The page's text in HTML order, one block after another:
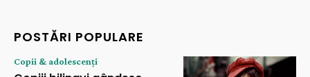
POSTĂRI POPULARE
Copii & adolescenți